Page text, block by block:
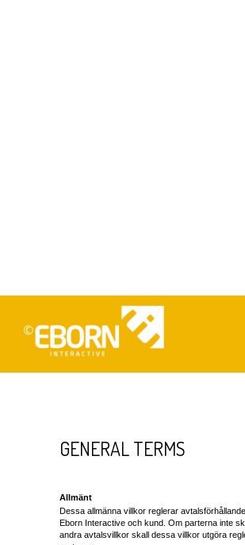
GENERAL TERMS
Allmänt
Dessa allmänna villkor reglerar
Eborn Interactive och kund. Om parterna inte
andra avtalsvillkor skall dessa villkor utgöra